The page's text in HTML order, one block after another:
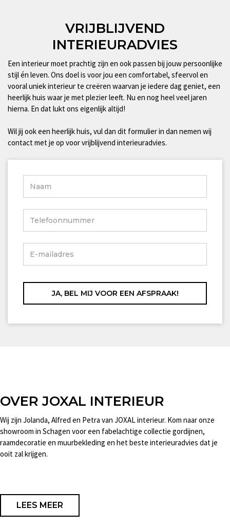
VRIJBLIJVEND
INTERIEURADVIES
Een interieur moet prachtig zijn en ook passen bij jouw persoonlijke
stijl én leven. Ons doel is voor jou een comfortabel, sfeervol en
vooral uniek interieur te creëren waarvan je iedere dag geniet, een
heerlijk huis waar je met plezier leeft. Nu en nog heel veel jaren
hierna. En dat lukt ons eigenlijk altijd!
Wil jij ook een heerlijk huis, vul dan dit formulier in dan nemen wij
contact met je op voor vrijblijvend interieuradvies.
OVER JOXAL INTERIEUR
Wij zijn Jolanda, Alfred en Petra van JOXAL interieur. Kom naar onze
showroom in Schagen voor een fabelachtige collectie gordijnen,
raamdecoratie en muurbekleding en het beste interieuradvies dat je
ooit zal krijgen.
LEES MEER